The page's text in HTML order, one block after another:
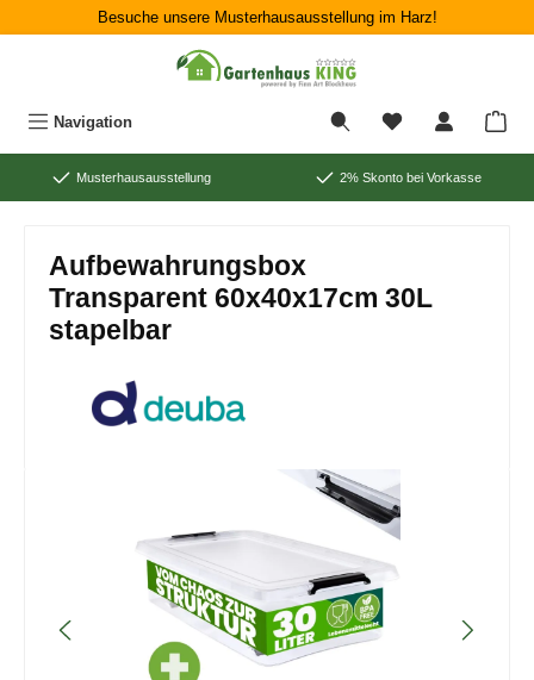
Zum Hauptinhalt springenBesuche unsere Musterhausausstellung im Harz!
Navigation
Musterhausausstellung 2% Skonto bei Vorkasse
Aufbewahrungsbox
Transparent 60x40x17cm 30L
stapelbar